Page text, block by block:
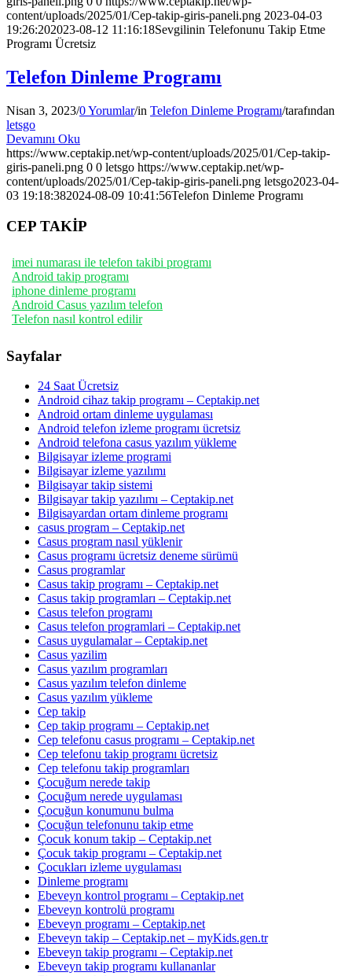
content/uploads/2025/01/Cep-takip-giris-paneli.png 2023-04-03
19:26:202023-08-12 11:16:18Sevgilinin Telefonunu Takip Etme
Programı Ücretsiz
Telefon Dinleme Programı
Nisan 3, 2023/0 Yorumlar/in Telefon Dinleme Programı/tarafından
letsgo
Devamını Oku
https://www.ceptakip.net/wp-content/uploads/2025/01/Cep-takip-
giris-paneli.png 0 0 letsgo https://www.ceptakip.net/wp-
content/uploads/2025/01/Cep-takip-giris-paneli.png letsgo2023-04-
03 19:18:382024-08-09 10:41:56Telefon Dinleme Programı
CEP TAKİP
imei numarası ile telefon takibi programı
Android takip programı
iphone dinleme programı
Android Casus yazılım telefon
Telefon nasıl kontrol edilir
Sayfalar
24 Saat Ücretsiz
Android cihaz takip programı – Ceptakip.net
Android ortam dinleme uygulaması
Android telefon izleme programı ücretsiz
Android telefona casus yazılım yükleme
Bilgisayar izleme programi
Bilgisayar izleme yazılımı
Bilgisayar takip sistemi
Bilgisayar takip yazılımı – Ceptakip.net
Bilgisayardan ortam dinleme programı
casus program – Ceptakip.net
Casus program nasıl yüklenir
Casus programı ücretsiz deneme sürümü
Casus programlar
Casus takip programı – Ceptakip.net
Casus takip programları – Ceptakip.net
Casus telefon programı
Casus telefon programlari – Ceptakip.net
Casus uygulamalar – Ceptakip.net
Casus yazilim
Casus yazılım programları
Casus yazılım telefon dinleme
Casus yazılım yükleme
Cep takip
Cep takip programı – Ceptakip.net
Cep telefonu casus programı – Ceptakip.net
Cep telefonu takip programı ücretsiz
Cep telefonu takip programları
Çocuğum nerede takip
Çocuğum nerede uygulaması
Çocuğun konumunu bulma
Çocuğun telefonunu takip etme
Çocuk konum takip – Ceptakip.net
Çocuk takip programı – Ceptakip.net
Çocukları izleme uygulaması
Dinleme programı
Ebeveyn kontrol programı – Ceptakip.net
Ebeveyn kontrolü programı
Ebeveyn programı – Ceptakip.net
Ebeveyn takip – Ceptakip.net – myKids.gen.tr
Ebeveyn takip programı – Ceptakip.net
Ebeveyn takip programı kullananlar